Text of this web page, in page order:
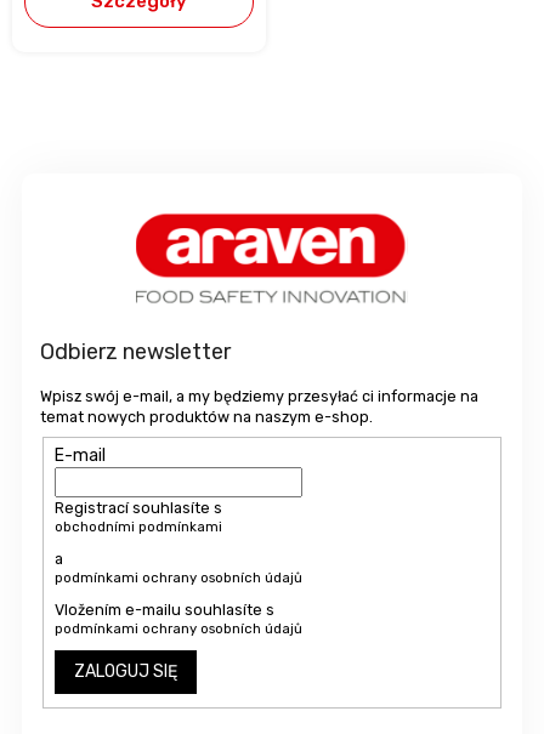
Odbierz newsletter
Wpisz swój e-mail, a my będziemy przesyłać ci informacje na
temat nowych produktów na naszym e-shop.
E-mail
Registrací souhlasíte s
obchodními podmínkami
a
podmínkami ochrany osobních údajů
Vložením e-mailu souhlasíte s
podmínkami ochrany osobních údajů
ZALOGUJ SIĘ